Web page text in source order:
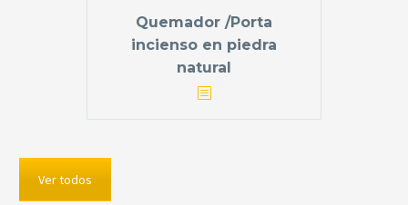
Quemador /Porta
incienso en piedra
natural
Ver todos